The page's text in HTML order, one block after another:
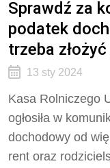
Sprawdź za
podatek
trzeba
13 sty 2024
Kasa Rolniczego
ogłosiła w
dochodowy od
rent oraz